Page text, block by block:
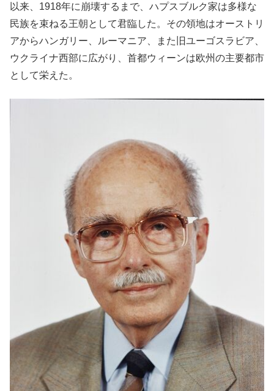
以来、1918年に崩壊するまで、ハプスブルク家は多様な
民族を束ねる王朝として君臨した。その領地はオーストリ
アからハンガリー、ルーマニア、また旧ユーゴスラビア、
ウクライナ西部に広がり、首都ウィーンは欧州の主要都市
として栄えた。